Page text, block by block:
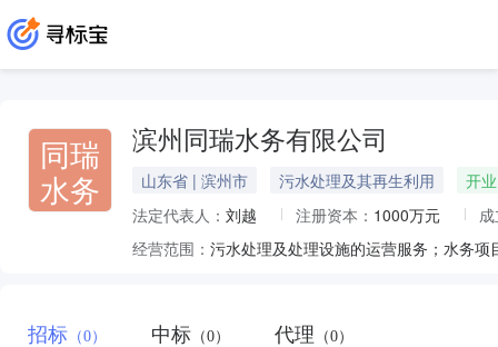
同瑞
水务
滨州同瑞水务有限公司
山东省 | 滨州市 污水处理及其再生利用
开业
法定代表人： 刘越 注册资本： 1000万元
经营范围：
招标 （0） 中标 （0） 代理 （0）